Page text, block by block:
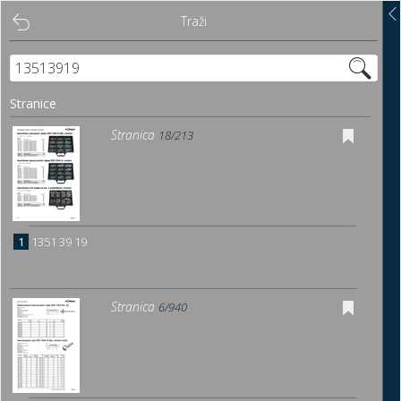
Traži
Sadržaj
Pregled
Istakni poveznice
Preuzmi
Traži
Stranice
Stranica 18/213
1 1351 39 19
Stranica 6/940